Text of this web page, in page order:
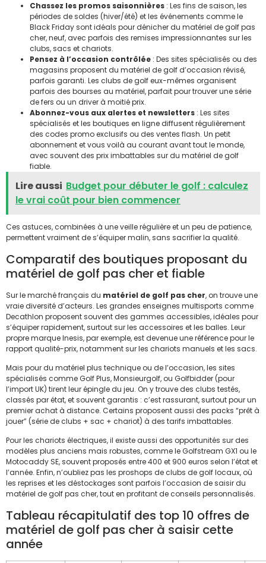
Chassez les promos saisonnières : Les fins de saison, les
périodes de soldes (hiver/été) et les événements comme le
Black Friday sont idéals pour dénicher du matériel de golf pas
cher, neuf, avec parfois des remises impressionnantes sur les
clubs, sacs et chariots.
Pensez à l’occasion contrôlée : Des sites spécialisés ou des
magasins proposent du matériel de golf d’occasion révisé,
parfois garanti. Les clubs de golf eux-mêmes organisent
parfois des bourses au matériel, parfait pour trouver une série
de fers ou un driver à moitié prix.
Abonnez-vous aux alertes et newsletters : Les sites
spécialisés et les boutiques en ligne diffusent régulièrement
des codes promo exclusifs ou des ventes flash. Un petit
abonnement et vous voilà au courant avant tout le monde,
avec souvent des prix imbattables sur du matériel de golf
fiable.
Lire aussi Budget pour débuter le golf : calculez
le vrai coût pour bien commencer
Ces astuces, combinées à une veille régulière et un peu de patience,
permettent vraiment de s’équiper malin, sans sacrifier la qualité.
Comparatif des boutiques proposant du
matériel de golf pas cher et fiable
Sur le marché français du matériel de golf pas cher, on trouve une
vraie diversité d’acteurs. Les grandes enseignes multisports comme
Decathlon proposent souvent des gammes accessibles, idéales pour
s’équiper rapidement, surtout sur les accessoires et les balles. Leur
propre marque Inesis, par exemple, est devenue une référence pour le
rapport qualité-prix, notamment sur les chariots manuels et les sacs.
Mais pour du matériel plus technique ou de l’occasion, les sites
spécialisés comme Golf Plus, Monsieurgolf, ou Golfbidder (pour
l’import UK) tirent leur épingle du jeu. On y trouve des clubs testés,
classés par état, et souvent garantis : c’est rassurant, surtout pour un
premier achat à distance. Certains proposent aussi des packs “prêt à
jouer” (série de clubs + sac + chariot) à des tarifs imbattables.
Pour les chariots électriques, il existe aussi des opportunités sur des
modèles plus anciens mais robustes, comme le Golfstream GX1 ou le
Motocaddy SE, souvent proposés entre 400 et 900 euros selon l’état et
l’année. Enfin, n’oubliez pas les proshops de clubs de golf locaux, où
les reprises et les déstockages sont parfois l’occasion de saisir du
matériel de golf pas cher, tout en profitant de conseils personnalisés.
Tableau récapitulatif des top 10 offres de
matériel de golf pas cher à saisir cette
année